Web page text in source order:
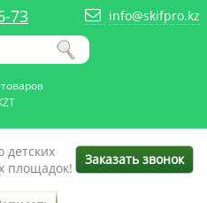
73 info@skifpro.kz
товаров
детских
площадок!
Заказать звонок